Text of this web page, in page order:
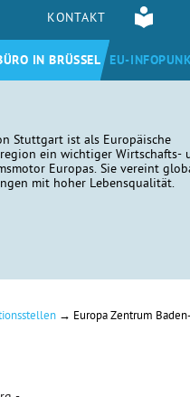
KONTAKT
IN BRÜSSEL EU-
Stuttgart ist als Europäische
ein wichtiger Wirtschafts-
Europas. Sie vereint
mit hoher Lebensqualität.
→ Europa Zentrum Baden-